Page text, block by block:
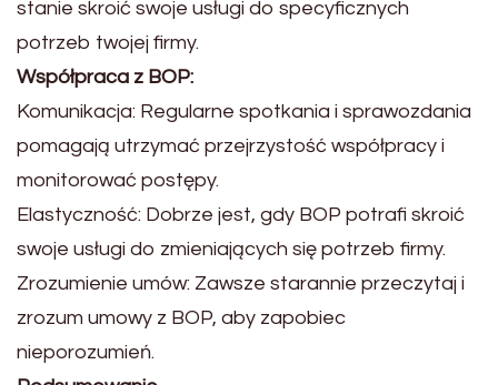
stanie skroić swoje usługi do specyficznych
potrzeb twojej firmy.
Współpraca z BOP:
Komunikacja: Regularne spotkania i sprawozdania
pomagają utrzymać przejrzystość współpracy i
monitorować postępy.
Elastyczność: Dobrze jest, gdy BOP potrafi skroić
swoje usługi do zmieniających się potrzeb firmy.
Zrozumienie umów: Zawsze starannie przeczytaj i
zrozum umowy z BOP, aby zapobiec
nieporozumień.